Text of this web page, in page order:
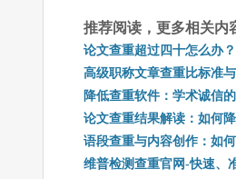
推荐阅读，更多相关内
论文查重超过四十怎么办
高级职称文章查重比标准
降低查重软件：学术诚信
论文查重结果解读：如何
语段查重与内容创作：如
维普检测查重官网-快速、